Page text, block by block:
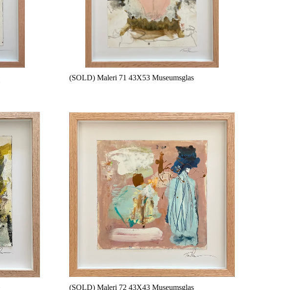
(SOLD) Maleri 71 43X53 Museumsglas
(SOLD) Maleri 72 43X43 Museumsglas